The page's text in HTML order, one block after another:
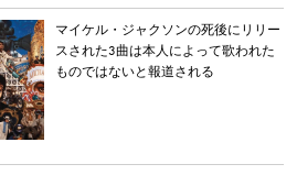
マイケル・ジャクソンの死後にリリー
スされた3曲は本人によって歌われた
ものではないと報道される